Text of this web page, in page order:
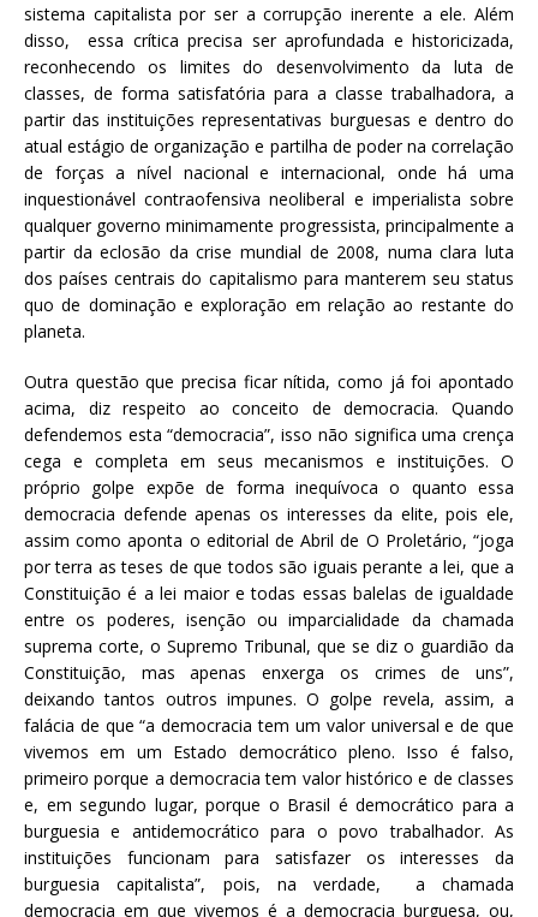
sistema capitalista por ser a corrupção inerente a ele. Além
disso, essa crítica precisa ser aprofundada e historicizada,
reconhecendo os limites do desenvolvimento da luta de
classes, de forma satisfatória para a classe trabalhadora, a
partir das instituições representativas burguesas e dentro do
atual estágio de organização e partilha de poder na correlação
de forças a nível nacional e internacional, onde há uma
inquestionável contraofensiva neoliberal e imperialista sobre
qualquer governo minimamente progressista, principalmente a
partir da eclosão da crise mundial de 2008, numa clara luta
dos países centrais do capitalismo para manterem seu status
quo de dominação e exploração em relação ao restante do
planeta.
Outra questão que precisa ficar nítida, como já foi apontado
acima, diz respeito ao conceito de democracia. Quando
defendemos esta “democracia”, isso não significa uma crença
cega e completa em seus mecanismos e instituições. O
próprio golpe expõe de forma inequívoca o quanto essa
democracia defende apenas os interesses da elite, pois ele,
assim como aponta o editorial de Abril de O Proletário, “joga
por terra as teses de que todos são iguais perante a lei, que a
Constituição é a lei maior e todas essas balelas de igualdade
entre os poderes, isenção ou imparcialidade da chamada
suprema corte, o Supremo Tribunal, que se diz o guardião da
Constituição, mas apenas enxerga os crimes de uns”,
deixando tantos outros impunes. O golpe revela, assim, a
falácia de que “a democracia tem um valor universal e de que
vivemos em um Estado democrático pleno. Isso é falso,
primeiro porque a democracia tem valor histórico e de classes
e, em segundo lugar, porque o Brasil é democrático para a
burguesia e antidemocrático para o povo trabalhador. As
instituições funcionam para satisfazer os interesses da
burguesia capitalista”, pois, na verdade, a chamada
democracia em que vivemos é a democracia burguesa, ou,